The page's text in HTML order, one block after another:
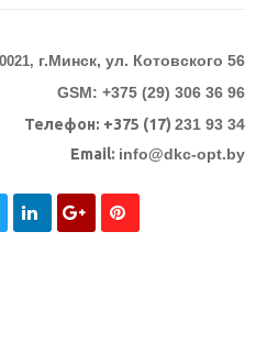
г.Минск, ул. Котовского 56
GSM: +375 (29) 306 36 96
Телефон: +375 (17) 231 93 34
Email: info@dkc-opt.by